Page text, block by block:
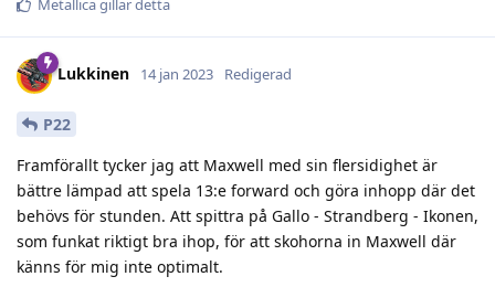
Lukkinen 14 jan 2023 Redigerad
P22
Framförallt tycker jag att Maxwell med sin flersidighet är
bättre lämpad att spela 13:e forward och göra inhopp där det
behövs för stunden. Att spittra på Gallo - Strandberg - Ikonen,
som funkat riktigt bra ihop, för att skohorna in Maxwell där
känns för mig inte optimalt.